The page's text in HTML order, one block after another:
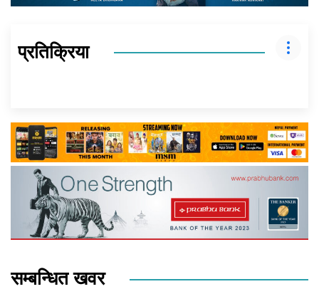
प्रतिक्रिया
सम्बन्धित खवर